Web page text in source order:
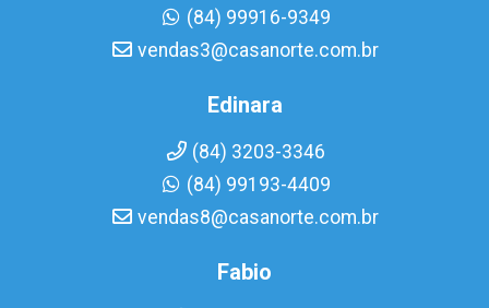
(84) 99916-9349
vendas3@casanorte.com.br
Edinara
(84) 3203-3346
(84) 99193-4409
vendas8@casanorte.com.br
Fabio